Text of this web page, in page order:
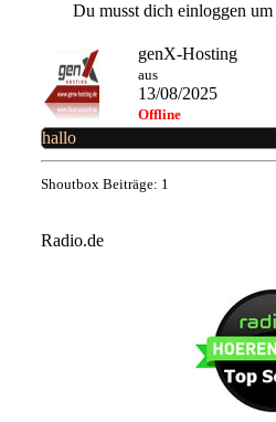
Du musst dich einloggen
genX-Hosting
aus
13/08/2025
Offline
hallo
Shoutbox Beiträge: 1
Radio.de